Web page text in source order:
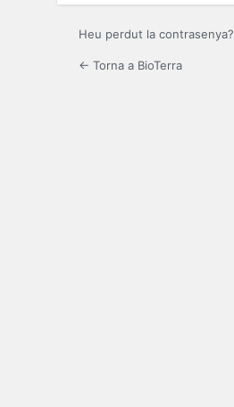
Heu perdut la contrasenya?
← Torna a BioTerra